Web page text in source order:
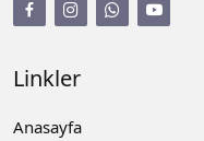
Linkler
Anasayfa